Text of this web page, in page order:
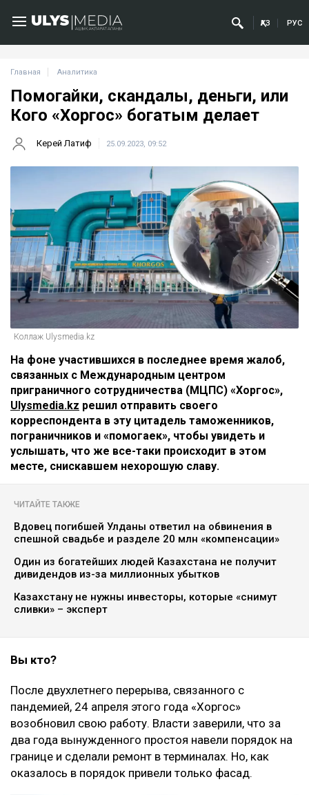
ҚАЗ РУС
Главная Аналитика
Помогайки, скандалы, деньги, или
Кого «Хоргос» богатым делает
Керей Латиф 25.09.2023, 09:52
Коллаж Ulysmedia.kz
На фоне участившихся в последнее время жалоб,
связанных с Международным центром
приграничного сотрудничества (МЦПС) «Хоргос»,
Ulysmedia.kz решил отправить своего
корреспондента в эту цитадель таможенников,
пограничников и «помогаек», чтобы увидеть и
услышать, что же все-таки происходит в этом
месте, снискавшем нехорошую славу.
ЧИТАЙТЕ ТАКЖЕ
Вдовец погибшей Улданы ответил на обвинения в
спешной свадьбе и разделе 20 млн «компенсации»
Один из богатейших людей Казахстана не получит
дивидендов из-за миллионных убытков
Казахстану не нужны инвесторы, которые «снимут
сливки» – эксперт
Вы кто?
После двухлетнего перерыва, связанного с
пандемией, 24 апреля этого года «Хоргос»
возобновил свою работу. Власти заверили, что за
два года вынужденного простоя навели порядок на
границе и сделали ремонт в терминалах. Но, как
оказалось в порядок привели только фасад.